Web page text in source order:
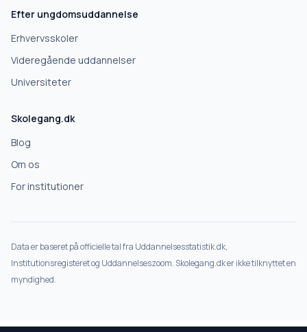
Efter ungdomsuddannelse
Erhvervsskoler
Videregående uddannelser
Universiteter
Skolegang.dk
Blog
Om os
For institutioner
Data er baseret på officielle tal fra Uddannelsesstatistik.dk,
Institutionsregisteret og Uddannelseszoom. Skolegang.dk er ikke tilknyttet en
myndighed.